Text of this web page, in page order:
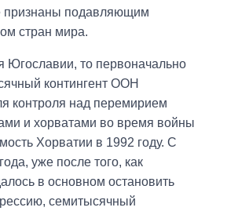
признаны подавляющим
стран мира.
Югославии, то первоначально
контингент ООН
контроля над перемирием
и хорватами во время войны
Хорватии в 1992 году. С
уже после того, как
в основном остановить
семитысячный